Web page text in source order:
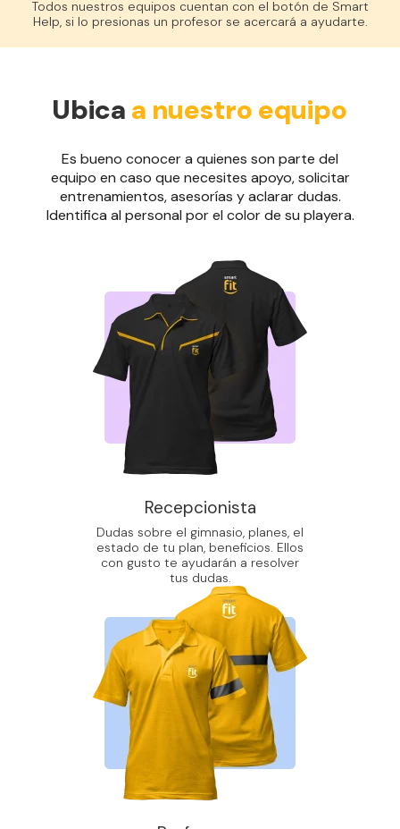
Todos nuestros equipos cuentan con el botón de Smart
Help, si lo presionas un profesor se acercará a ayudarte.
Ubica a nuestro equipo
Es bueno conocer a quienes son parte del
equipo en caso que necesites apoyo, solicitar
entrenamientos, asesorías y aclarar dudas.
Identifica al personal por el color de su playera.
Recepcionista
Dudas sobre el gimnasio, planes, el
estado de tu plan, beneficios. Ellos
con gusto te ayudarán a resolver
tus dudas.